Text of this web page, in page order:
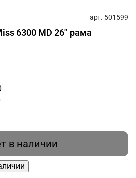
арт. 501599
6300 MD 26" рама
в наличии